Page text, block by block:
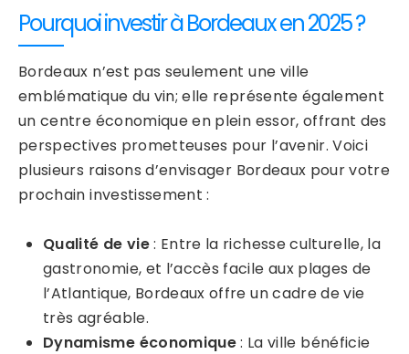
Pourquoi investir à Bordeaux en 2025 ?
Bordeaux n’est pas seulement une ville
emblématique du vin; elle représente également
un centre économique en plein essor, offrant des
perspectives prometteuses pour l’avenir. Voici
plusieurs raisons d’envisager Bordeaux pour votre
prochain investissement :
Qualité de vie: Entre la richesse culturelle, la
gastronomie, et l’accès facile aux plages de
l’Atlantique, Bordeaux offre un cadre de vie
très agréable.
Dynamisme économique: La ville bénéficie